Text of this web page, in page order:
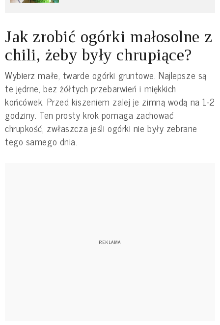
Jak zrobić ogórki małosolne z
chili, żeby były chrupiące?
Wybierz małe, twarde ogórki gruntowe. Najlepsze są
te jędrne, bez żółtych przebarwień i miękkich
końcówek. Przed kiszeniem zalej je zimną wodą na 1-2
godziny. Ten prosty krok pomaga zachować
chrupkość, zwłaszcza jeśli ogórki nie były zebrane
tego samego dnia.